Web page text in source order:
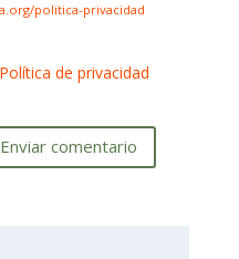
politica-privacidad
Política de privacidad
Enviar comentario